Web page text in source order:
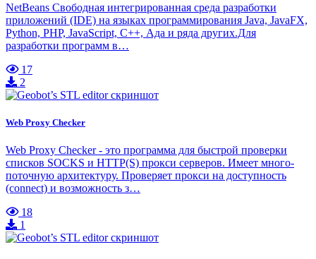
NetBeans Свободная интегрированная среда разработки
приложений (IDE) на языках программирования Java, JavaFX,
Python, PHP, JavaScript, C++, Ада и ряда других.Для
разработки программ в…
17
2
Web Proxy Checker
Web Proxy Checker - это программа для быстрой проверки
списков SOCKS и HTTP(S) прокси серверов. Имеет много-
поточную архитектуру. Проверяет прокси на доступность
(connect) и возможность з…
18
1